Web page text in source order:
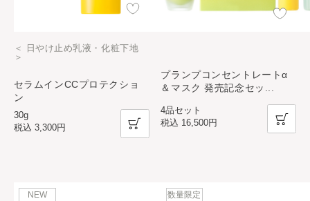
セラムインCCプロテクショ
ン
＜ 日やけ止め乳液・化粧下地
＞
30g
税込 3,300円
プランプコンセントレートα
＆マスク 発売記念セッ ...
4品セット
税込 16,500円
NEW
数量限定